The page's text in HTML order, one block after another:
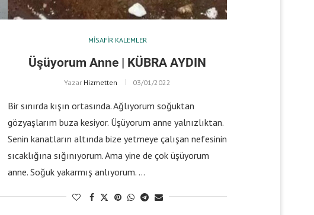
MISAFIR KALEMLER
Üşüyorum Anne | KÜBRA AYDIN
Yazar Hizmetten 03/01/2022
Bir sınırda kışın ortasında. Ağlıyorum soğuktan
gözyaşlarım buza kesiyor. Üşüyorum anne yalnızlıktan.
Senin kanatların altında bize yetmeye çalışan nefesinin
sıcaklığına sığınıyorum. Ama yine de çok üşüyorum
anne. Soğuk yakarmış anlıyorum. …